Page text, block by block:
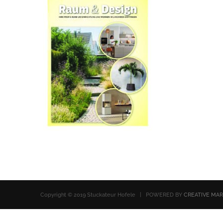
Copyright © 2019 Stuckateur Hofele | POWERED BYCREATIVE